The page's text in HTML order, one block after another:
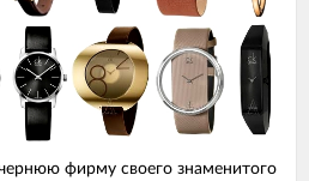
фирму своего знаменитого